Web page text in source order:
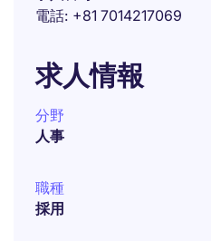
電話 +81 7014217069
求人情報
分野
人事
職種
採用